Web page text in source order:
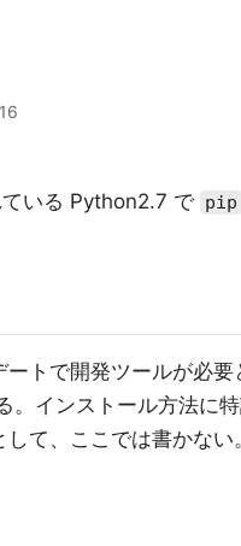
いる Python2.7 で pip
トで開発ツールが必要
。インストール方法に
て、ここでは書かない。